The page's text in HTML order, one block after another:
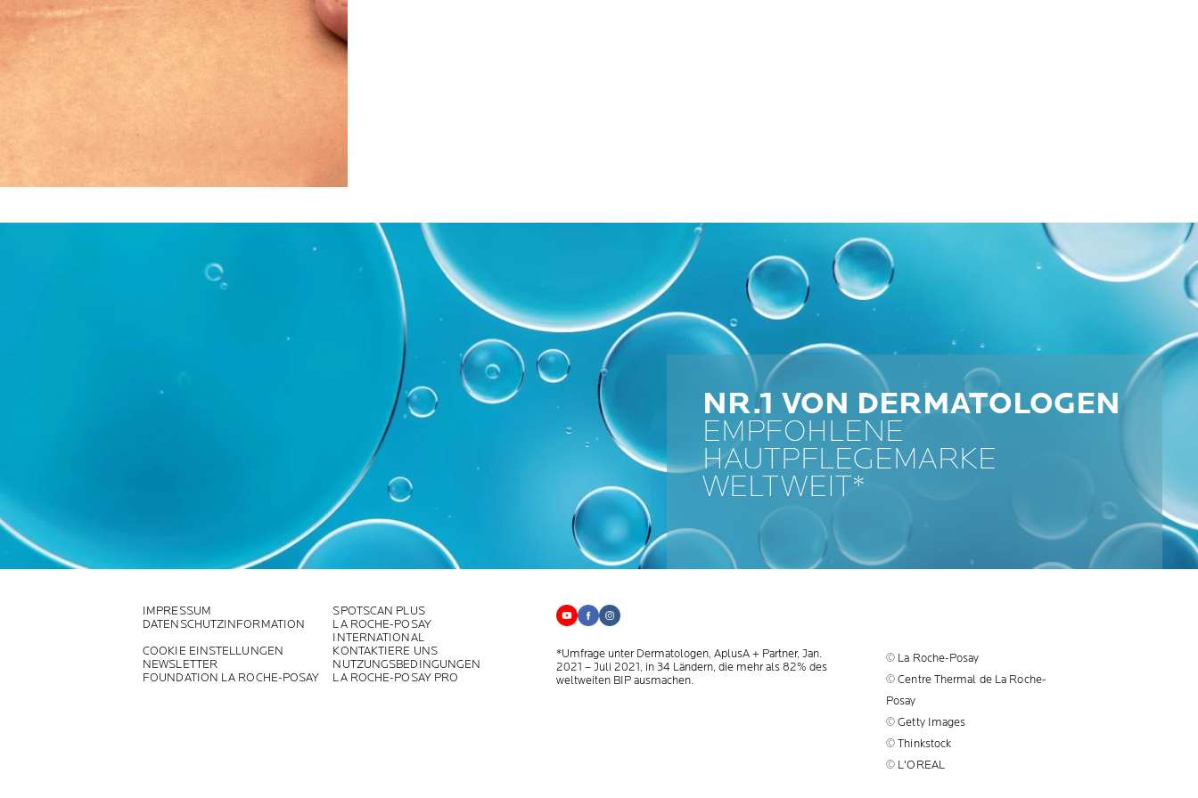
NR.1 VON DERMATOLOGEN
EMPFOHLENE
HAUTPFLEGEMARKE
WELTWEIT*
IMPRESSUM
SPOTSCAN PLUS
DATENSCHUTZINFORMATION
LA ROCHE-POSAY
INTERNATIONAL
COOKIE EINSTELLUNGEN
KONTAKTIERE UNS
NEWSLETTER
NUTZUNGSBEDINGUNGEN
FOUNDATION LA ROCHE-POSAY
LA ROCHE-POSAY PRO
*Umfrage unter Dermatologen, AplusA + Partner, Jan.
2021 – Juli 2021, in 34 Ländern, die mehr als 82% des
weltweiten BIP ausmachen.
© La Roche-Posay
© Centre Thermal de La Roche-
Posay
© Getty Images
© Thinkstock
© L'OREAL